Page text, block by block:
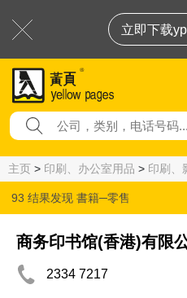
立即下载
主页 > 印刷、办公室用品 > 印刷、
93 结果发现 書籍─零售
商务印书馆(香港)有限
2334 7217